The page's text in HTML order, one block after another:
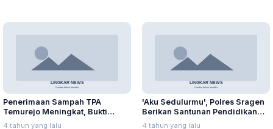
Penerimaan Sampah TPA
Temurejo Meningkat, Bukti
Masyarakat Blora Peduli
4 tahun yang lalu
'Aku Sedulurmu', Polres Sragen
Berikan Santunan Pendidikan
Anak Yatim Piatu
4 tahun yang lalu